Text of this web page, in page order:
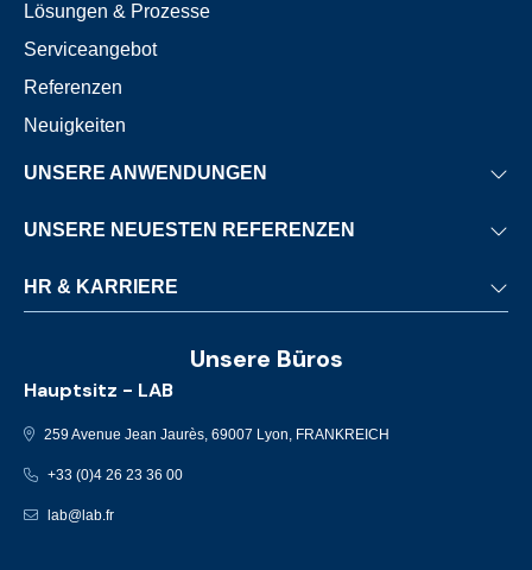
Lösungen & Prozesse
Serviceangebot
Referenzen
Neuigkeiten
UNSERE ANWENDUNGEN
Thermische Verwertung von Klärschlamm
Maritime Aktivitäten
UNSERE NEUESTEN REFERENZEN
Brno
HR & KARRIERE
Stellenangebote
Unsere Büros
Hauptsitz - LAB
259 Avenue Jean Jaurès, 69007 Lyon, FRANKREICH
+33 (0)4 26 23 36 00
lab@lab.fr